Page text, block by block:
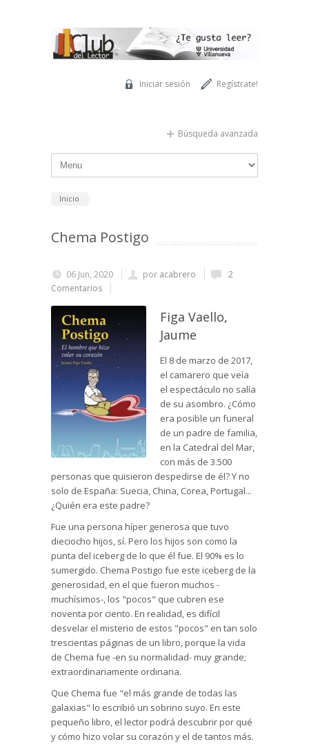
Regístrate!
Iniciar sesión
Búsqueda avanzada
Inicio
Chema Postigo
06 Jun, 2020 por acabrero
2
Comentarios
Figa Vaello,
Jaume
El 8 de marzo de 2017,
el camarero que veía
el espectáculo no salía
de su asombro. ¿Cómo
era posible un funeral
de un padre de familia,
en la Catedral del Mar,
con más de 3.500
personas que quisieron despedirse de él? Y no
solo de España: Suecia, China, Corea, Portugal...
¿Quién era este padre?
Fue una persona híper generosa que tuvo
dieciocho hijos, sí. Pero los hijos son como la
punta del iceberg de lo que él fue. El 90% es lo
sumergido. Chema Postigo fue este iceberg de la
generosidad, en el que fueron muchos -
muchísimos-, los "pocos" que cubren ese
noventa por ciento. En realidad, es difícil
desvelar el misterio de estos "pocos" en tan solo
trescientas páginas de un libro, porque la vida
de Chema fue -en su normalidad- muy grande;
extraordinariamente ordinaria.
Que Chema fue "el más grande de todas las
galaxias" lo escribió un sobrino suyo. En este
pequeño libro, el lector podrá descubrir por qué
y cómo hizo volar su corazón y el de tantos más.